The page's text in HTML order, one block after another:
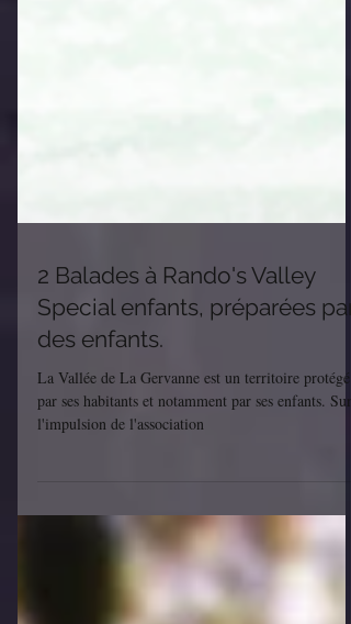
2 Balades à Rando's Valley
Special enfants, préparées par
des enfants.
La Vallée de La Gervanne est un territoire protégé
par ses habitants et notamment par ses enfants. Sur